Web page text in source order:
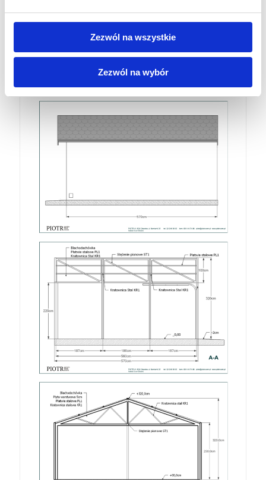
Zezwól na wszystkie
Zezwól na wybór